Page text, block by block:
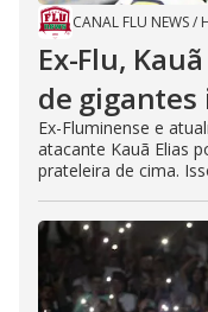
CANAL FLU NEWS/
Ex-Flu,
de gigantes
Ex-Fluminense e
atacante Kauã Elias
prateleira de cima.